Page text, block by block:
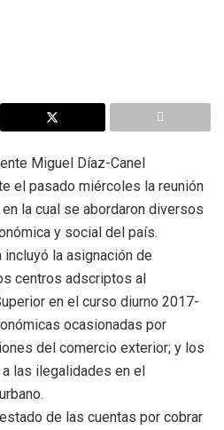
Miguel Díaz-Canel
el pasado miércoles la reunión
la cual se abordaron diversos
y social del país.
incluyó la asignación de
centros adscriptos al
en el curso diurno 2017-
ocasionadas por
del comercio exterior; y los
las ilegalidades en el
de las cuentas por cobrar